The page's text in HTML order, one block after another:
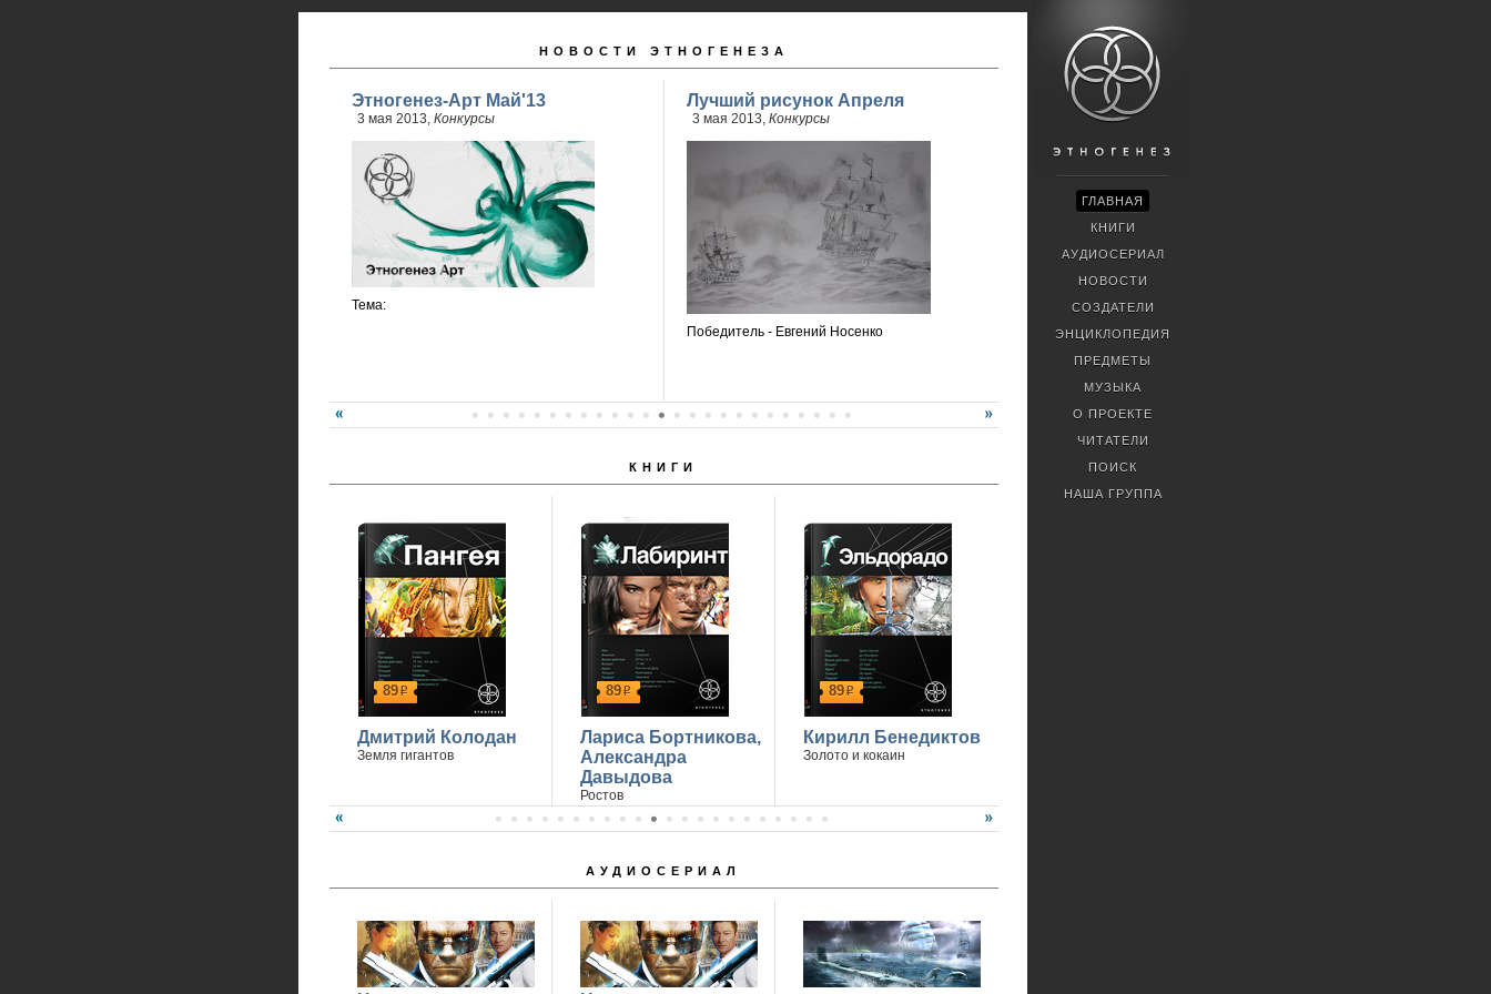
НОВОСТИ ЭТНОГЕНЕЗА
Этногенез-Арт Май'13
3 мая 2013, Конкурсы
Тема:
Лучший рисунок Апреля
3 мая 2013, Конкурсы
Победитель - Евгений Носенко
КНИГИ
89р
Дмитрий Колодан
Земля гигантов
89р
Лариса Бортникова,
Александра
Давыдова
Ростов
89р
Кирилл Бенедиктов
Золото и кокаин
АУДИОСЕРИАЛ
ГЛАВНАЯ
КНИГИ
АУДИОСЕРИАЛ
НОВОСТИ
СОЗДАТЕЛИ
ЭНЦИКЛОПЕДИЯ
ПРЕДМЕТЫ
МУЗЫКА
О ПРОЕКТЕ
ЧИТАТЕЛИ
ПОИСК
НАША ГРУППА